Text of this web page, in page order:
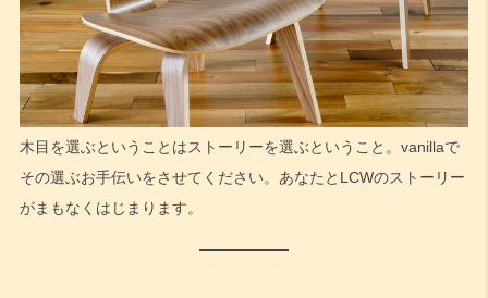
木目を選ぶということはストーリーを選ぶということ。vanillaで
その選ぶお手伝いをさせてください。あなたとLCWのストーリー
がまもなくはじまります。